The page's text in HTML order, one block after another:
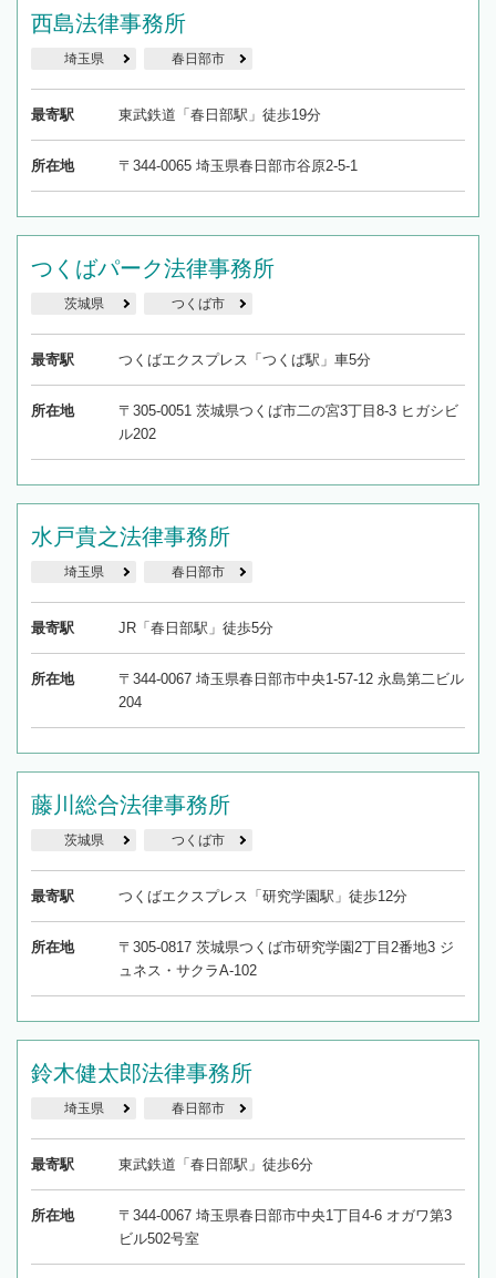
西島法律事務所
埼玉県 春日部市
最寄駅 東武鉄道「春日部駅」徒歩19分
所在地 〒344-0065 埼玉県春日部市谷原2-5-1
つくばパーク法律事務所
茨城県 つくば市
最寄駅 つくばエクスプレス「つくば駅」車5分
所在地
〒305-0051 茨城県つくば市二の宮3丁目8-3 ヒガシビ
ル202
水戸貴之法律事務所
埼玉県 春日部市
最寄駅 JR「春日部駅」徒歩5分
所在地
〒344-0067 埼玉県春日部市中央1-57-12 永島第二ビル
204
藤川総合法律事務所
茨城県 つくば市
最寄駅 つくばエクスプレス「研究学園駅」徒歩12分
所在地
〒305-0817 茨城県つくば市研究学園2丁目2番地3 ジ
ュネス・サクラA-102
鈴木健太郎法律事務所
埼玉県 春日部市
最寄駅 東武鉄道「春日部駅」徒歩6分
所在地
〒344-0067 埼玉県春日部市中央1丁目4-6 オガワ第3
ビル502号室